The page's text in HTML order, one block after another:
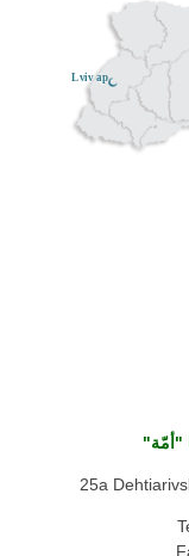
Lviv ар
"أمّة"
25a